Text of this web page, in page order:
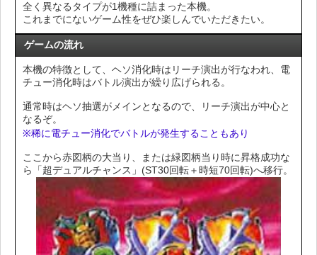
全く異なるタイプが1機種に詰まった本機。
これまでにないゲーム性をぜひ楽しんでいただきたい。
ゲームの流れ
本機の特徴として、ヘソ消化時はリーチ演出が行なわれ、電
チュー消化時はバトル演出が繰り広げられる。
通常時はヘソ抽選がメインとなるので、リーチ演出が中心と
なるぞ。
※稀に電チュー消化でバトルが発生することもあり
ここから赤図柄の大当り、または緑図柄当り時に昇格成功な
ら「超デュアルチャンス」(ST30回転＋時短70回転)へ移行。